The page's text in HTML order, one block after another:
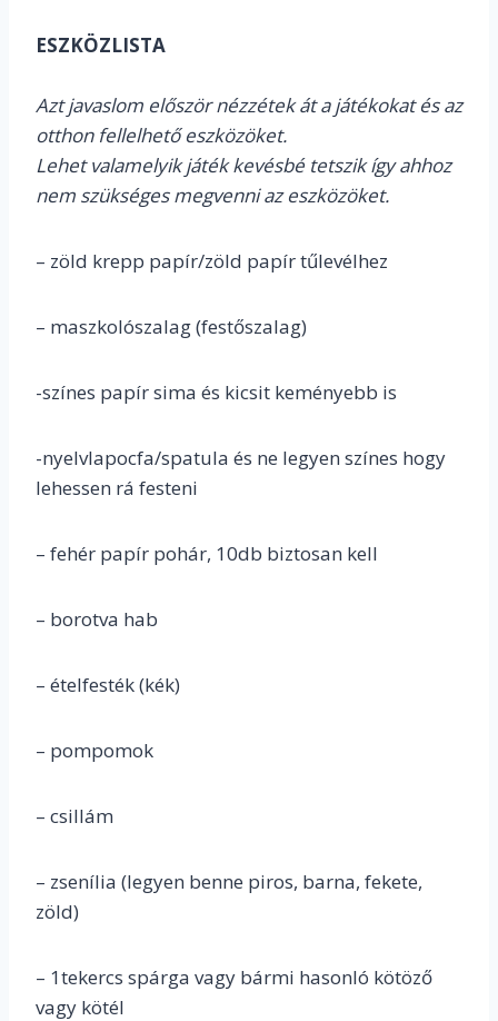
ESZKÖZLISTA
Azt javaslom először nézzétek át a játékokat és az
otthon fellelhető eszközöket.
Lehet valamelyik játék kevésbé tetszik így ahhoz
nem szükséges megvenni az eszközöket.
– zöld krepp papír/zöld papír tűlevélhez
– maszkolószalag (festőszalag)
-színes papír sima és kicsit keményebb is
-nyelvlapocfa/spatula és ne legyen színes hogy
lehessen rá festeni
– fehér papír pohár, 10db biztosan kell
– borotva hab
– ételfesték (kék)
– pompomok
– csillám
– zsenília (legyen benne piros, barna, fekete,
zöld)
– 1tekercs spárga vagy bármi hasonló kötöző
vagy kötél